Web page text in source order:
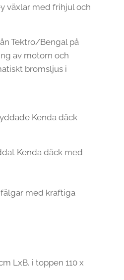
växlar med frihjul och
Tektro/Bengal på
av motorn och
bromsljus i
Kenda däck
Kenda däck med
med kraftiga
LxB, i toppen 110 x